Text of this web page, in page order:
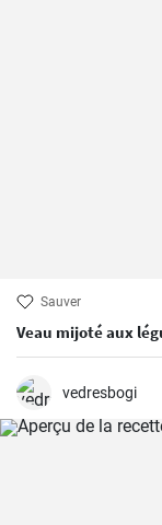
Sauver
Veau mijoté aux
vedresbogi